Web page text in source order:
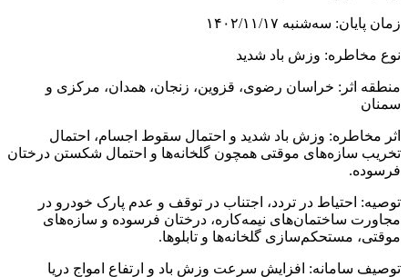
زمان پایان: سه‌شنبه ۱۴۰۲/۱۱/۱۷
نوع مخاطره: وزش باد شدید
منطقه اثر: خراسان رضوی، قزوین، زنجان، همدان، مرکزی و
سمنان
اثر مخاطره: وزش باد شدید و احتمال سقوط اجسام، احتمال
تخریب سازه‌های موقتی همچون گلخانه‌ها و احتمال شکستن درختان
فرسوده.
توصیه: احتیاط در تردد، اجتناب در توقف و عدم پارک خودرو در
مجاورت ساختمان‌های نیمه‌کاره، درختان فرسوده و سازه‌های
موقتی، مستحکم‌سازی گلخانه‌ها و تابلوها.
توصیف سامانه: افزایش سرعت وزش باد و ارتفاع امواج دریا